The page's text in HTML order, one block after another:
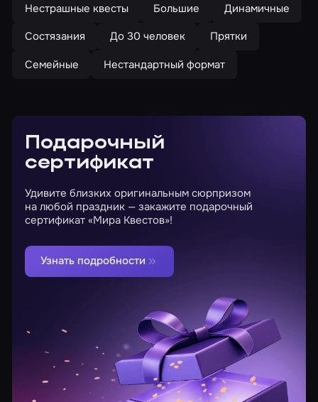
Нестрашные квесты Большие
Динамичные
Состязания
До 30 человек
Прятки
Семейные
Нестандартный формат
Подарочный
сертификат
Удивите близких оригинальным сюрпризом
на любой праздник — закажите подарочный
сертификат «Мира Квестов»!
Узнать подробности